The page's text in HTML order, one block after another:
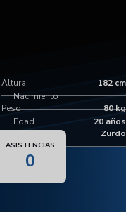
Altura 182 cm
Peso 80 kg
Pie dominante Zurdo
Nacimiento
Edad 20 años
ASISTENCIAS
0